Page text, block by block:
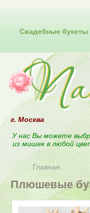
Свадебные букеты
г. Москва
У нас Вы можете
из мишек в любой
Главная
Плюшевые